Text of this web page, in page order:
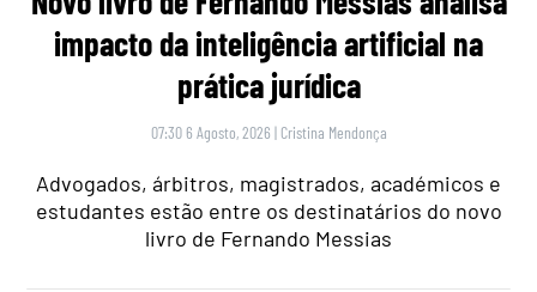
impacto da inteligência artificial na
prática jurídica
07:30 6 Agosto, 2026 | Cristina Mendonça
Advogados, árbitros, magistrados, académicos e
estudantes estão entre os destinatários do novo
livro de Fernando Messias